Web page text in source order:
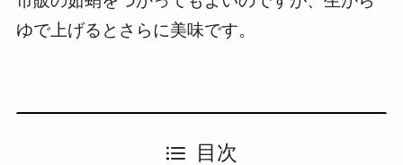
ゆで上げるとさらに美味です。
目次